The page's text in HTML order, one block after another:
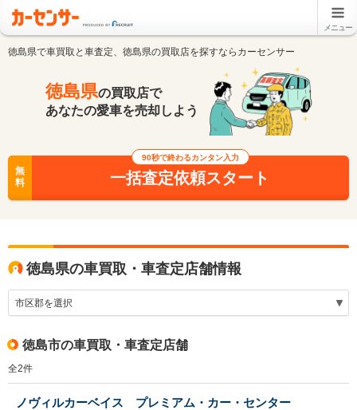
メニュー
徳島県で車買取と車査定、徳島県の買取店を探すならカーセンサー
徳島県の買取店で
あなたの愛車を売却しよう
90秒で終わるカンタン入力
無
料
一括査定依頼スタート
徳島県の車買取・車査定店舗情報
徳島市の車買取・車査定店舗
全2件
ノヴィルカーベイス プレミアム・カー・センター